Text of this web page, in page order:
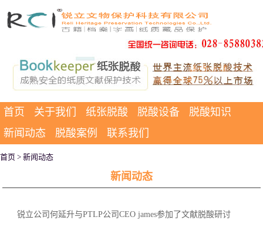
首页 关于我们 纸张脱酸 脱酸设备
脱酸知识
新闻动态
脱酸案例 联系我们
首页 > 新闻动态
新闻动态
锐立公司何延升与PTLP公司CEO james参加了文献脱酸研讨